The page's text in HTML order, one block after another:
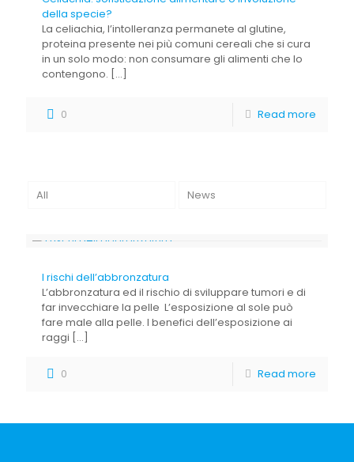
della specie?
La celiachia, l’intolleranza permanete al glutine,
proteina presente nei più comuni cereali che si cura
in un solo modo: non consumare gli alimenti che lo
contengono. […]
0 Read more
All News
I rischi dell’abbronzatura
L’abbronzatura ed il rischio di sviluppare tumori e di
far invecchiare la pelle L’esposizione al sole può
fare male alla pelle. I benefici dell’esposizione ai
raggi […]
0 Read more